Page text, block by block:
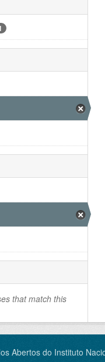
that match this
Abertos do Instituto